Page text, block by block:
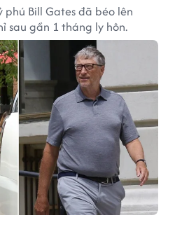
Bill Gates đã béo lên
sau gần 1 tháng ly hôn.